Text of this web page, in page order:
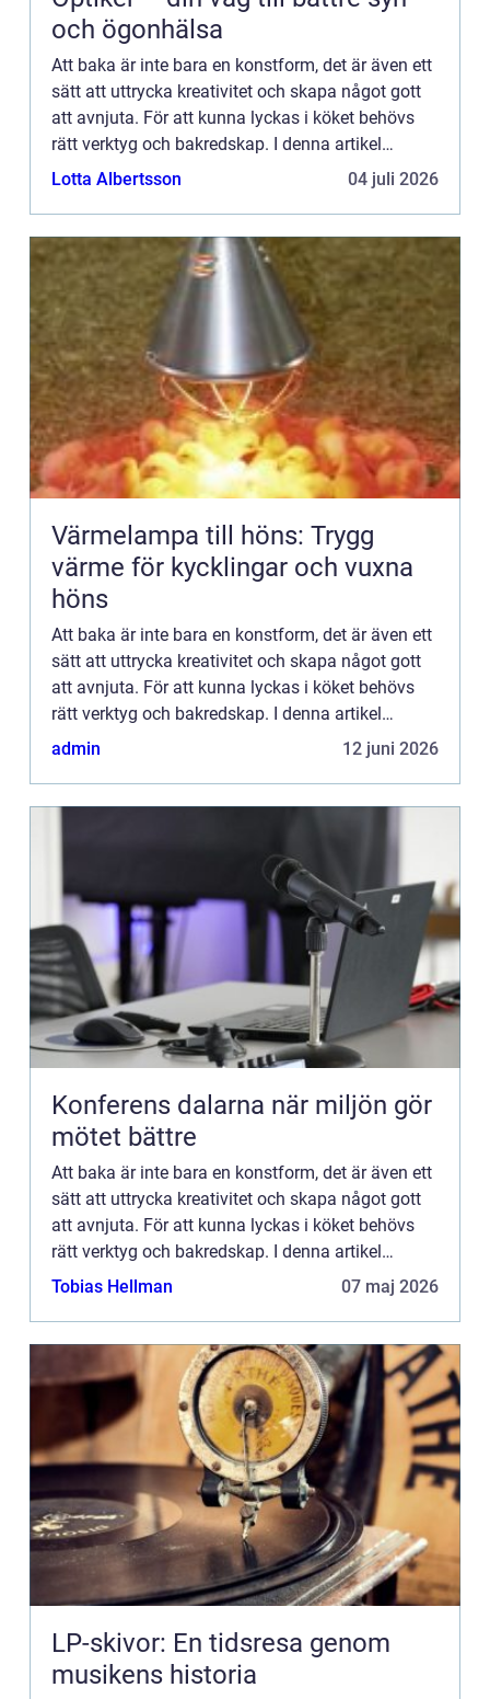
och ögonhälsa
Att baka är inte bara en konstform, det är även ett
sätt att uttrycka kreativitet och skapa något gott
att avnjuta. För att kunna lyckas i köket behövs
rätt verktyg och bakredskap. I denna artikel
kommer vi att ta en titt på några av de vanligaste
Lotta Albertsson 04 juli 2026
Värmelampa till höns: Trygg
värme för kycklingar och vuxna
höns
Att baka är inte bara en konstform, det är även ett
sätt att uttrycka kreativitet och skapa något gott
att avnjuta. För att kunna lyckas i köket behövs
rätt verktyg och bakredskap. I denna artikel
kommer vi att ta en titt på några av de vanligaste
admin 12 juni 2026
Konferens dalarna när miljön gör
mötet bättre
Att baka är inte bara en konstform, det är även ett
sätt att uttrycka kreativitet och skapa något gott
att avnjuta. För att kunna lyckas i köket behövs
rätt verktyg och bakredskap. I denna artikel
kommer vi att ta en titt på några av de vanligaste
Tobias Hellman 07 maj 2026
LP-skivor: En tidsresa genom
musikens historia